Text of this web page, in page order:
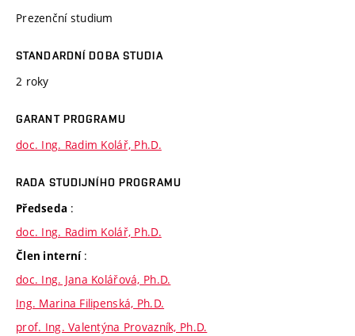
Prezenční studium
STANDARDNÍ DOBA STUDIA
2 roky
GARANT PROGRAMU
doc. Ing. Radim Kolář, Ph.D.
RADA STUDIJNÍHO PROGRAMU
Předseda :
doc. Ing. Radim Kolář, Ph.D.
Člen interní :
doc. Ing. Jana Kolářová, Ph.D.
Ing. Marina Filipenská, Ph.D.
prof. Ing. Valentýna Provazník, Ph.D.